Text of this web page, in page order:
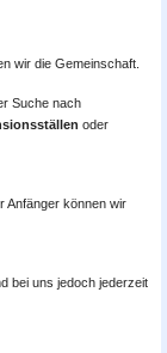
wir die Gemeinschaft.
Suche nach
oder
Anfänger können wir
uns jedoch jederzeit